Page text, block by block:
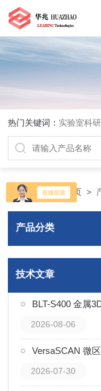
热门关键词： 实验室科
当前位置：首页 >
产品分类
技术文章
BLT-S400 金属
2026-08-06
VersaSCAN 微
2026-07-30